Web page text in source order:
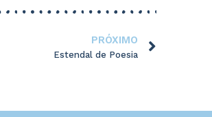
PRÓXIMO
Estendal de Poesia